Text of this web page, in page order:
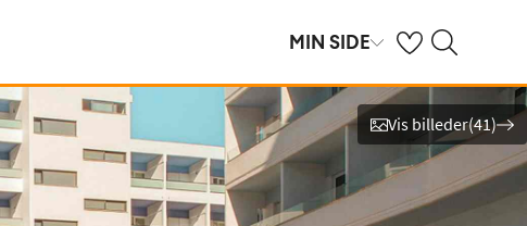
MIN SIDE Se dine gemte
Søg på spies.dk
Vis billeder(41)